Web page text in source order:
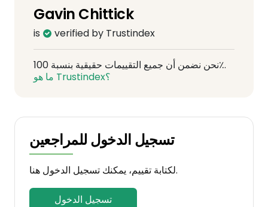
Gavin Chittick
is verified by Trustindex
نحن نضمن أن جميع التقييمات حقيقية بنسبة 100٪.
ما هو Trustindex؟
تسجيل الدخول للمراجعين
لكتابة تقييم، يمكنك تسجيل الدخول هنا.
تسجيل الدخول